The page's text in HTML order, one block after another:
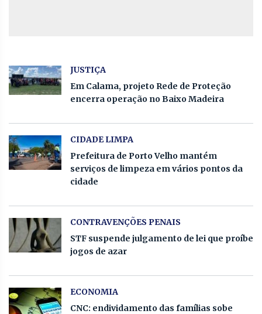
JUSTIÇA
Em Calama, projeto Rede de Proteção
encerra operação no Baixo Madeira
CIDADE LIMPA
Prefeitura de Porto Velho mantém
serviços de limpeza em vários pontos da
cidade
CONTRAVENÇÕES PENAIS
STF suspende julgamento de lei que proíbe
jogos de azar
ECONOMIA
CNC: endividamento das famílias sobe